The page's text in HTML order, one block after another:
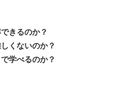
きるのか？
くないのか？
学べるのか？